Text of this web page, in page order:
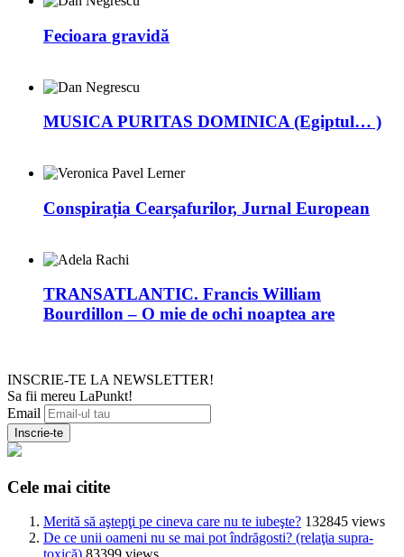
Fecioara gravidă
MUSICA PURITAS DOMINICA (Egiptul… )
Conspirația Cearșafurilor, Jurnal European
TRANSATLANTIC. Francis William
Bourdillon – O mie de ochi noaptea are
INSCRIE-TE LA NEWSLETTER!
Sa fii mereu LaPunkt!
Email
Cele mai citite
Merită să aştepţi pe cineva care nu te iubeşte? 132845 views
De ce unii oameni nu se mai pot îndrăgosti? (relaţia supra-